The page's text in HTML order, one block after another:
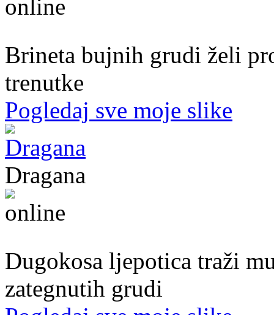
Brineta bujnih grudi želi
trenutke
Pogledaj sve moje slike
Dragana
Dugokosa ljepotica traži
zategnutih grudi